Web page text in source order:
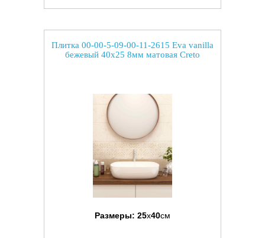
Плитка 00-00-5-09-00-11-2615 Eva vanilla
бежевый 40x25 8мм матовая Creto
Размеры: 25x40см